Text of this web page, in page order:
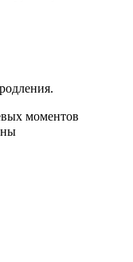
моментов